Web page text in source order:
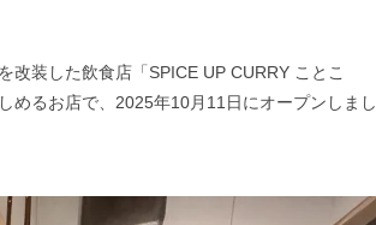
装した飲食店「SPICE UP CURRY ことこ
めるお店で、2025年10月11日にオープンしまし